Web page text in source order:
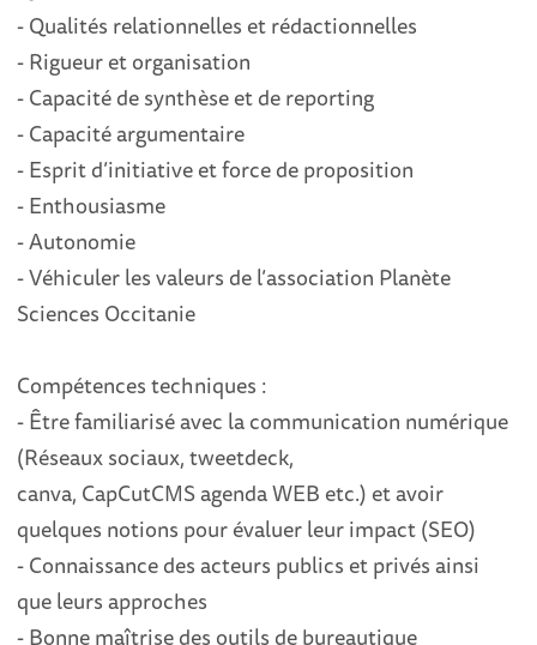
-Qualités relationnelles et rédactionnelles
-Rigueur et organisation
-Capacité de synthèse et de reporting
-Capacité argumentaire
-Esprit d’initiativeet force de proposition
-Enthousiasme
- Autonomie
-Véhiculer les valeurs de l’association Planète
Sciences Occitanie
Compétences techniques :
-Être familiarisé avec la communication numérique
(Réseaux sociaux,tweetdeck,
canva, CapCutCMSagenda WEB etc.) et avoir
quelques notions pour évaluer leur impact (SEO)
-Connaissance des acteurs publics et privésainsi
queleurs approches
-Bonne maîtrise des outils de bureautique